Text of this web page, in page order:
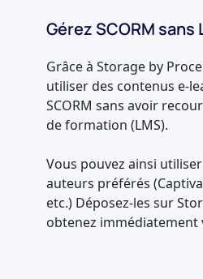
Gérez SCORM sans
Grâce à Storage by
utiliser des contenus e-
SCORM sans avoir
de formation (LMS).
Vous pouvez ainsi
auteurs préférés
etc.) Déposez-les sur
obtenez immédiatement